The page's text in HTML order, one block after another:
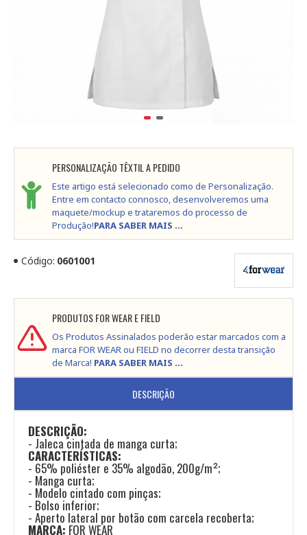
PERSONALIZAÇÃO TÊXTIL A PEDIDO
Este artigo está selecionado como de Personalização.
Entre em contacto connosco, desenvolveremos uma
maquete/mockup e trataremos do processo de
Produção!PARA SABER MAIS ...
Código: 0601001
PRODUTOS FOR WEAR E FIELD
Os Produtos Assinalados poderão estar marcados com a
marca FOR WEAR ou FIELD no decorrer desta transição
de Marca! PARA SABER MAIS ...
DESCRIÇÃO
DESCRIÇÃO:
- Jaleca cintada de manga curta;
CARACTERÍSTICAS:
- 65% poliéster e 35% algodão, 200g/m²;
- Manga curta;
- Modelo cintado com pinças;
- Bolso inferior;
- Aperto lateral por botão com carcela recoberta;
MARCA: FOR WEAR